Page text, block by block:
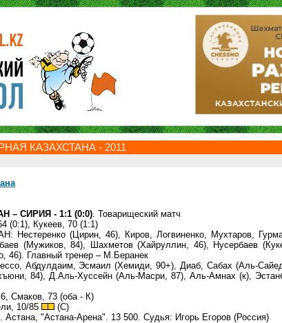
КАЗАХСТАНА - 2011
– СИРИЯ - 1:1 (0:0). Товарищеский матч
(0:1), Кукеев, 70 (1:1)
Нестеренко (Цирин, 46), Киров, Логвиненко, Мухтаров,
(Мужиков, 84), Шахметов (Хайруллин, 46), Нусербаев
46). Главный тренер – М.Беранек
Абдулдаим, Эсмаил (Хемиди, 90+), Диаб, Сабах (Аль-
84), Д.Аль-Хуссейн (Аль-Масри, 87), Аль-Амнах (к),
6, Смаков, 73 (оба - К)
10/85
(С)
Астана, "Астана-Арена". 13 500. Судья: Игорь Егоров (Россия)